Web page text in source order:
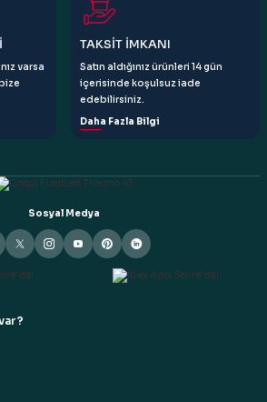
Gönder
varsa
TAKSİT İMKANI
Satın aldığınız ürünleri 14 gün
içerisinde koşulsuz iade
edebilirsiniz.
Daha Fazla Bilgi
Sosyal Medya